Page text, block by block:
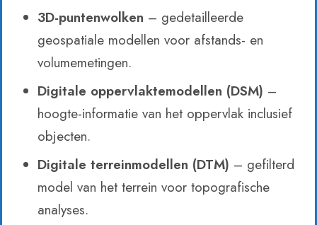
3D-puntenwolken – gedetailleerde
geospatiale modellen voor afstands- en
volumemetingen.
Digitale oppervlaktemodellen (DSM) –
hoogte-informatie van het oppervlak inclusief
objecten.
Digitale terreinmodellen (DTM) – gefilterd
model van het terrein voor topografische
analyses.